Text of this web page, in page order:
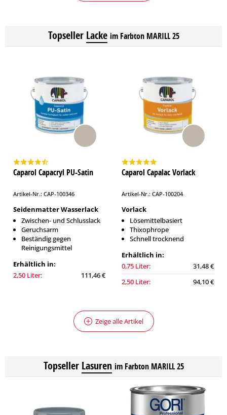
Topseller Lacke im Farbton MARILL 25
Caparol Capacryl PU-Satin
Artikel-Nr.: CAP-100346
Seidenmatter Wasserlack
Zwischen- und Schlusslack
Geruchsarm
Beständig gegen
Reinigungsmittel
Erhältlich in:
2,50 Liter:
111,46 €
Caparol Capalac Vorlack
Artikel-Nr.: CAP-100204
Vorlack
Lösemittelbasiert
Thixophrope
Schnell trocknend
Erhältlich in:
0,75 Liter:
31,48 €
2,50 Liter:
94,10 €
Zeige alle Artikel
Topseller Lasuren im Farbton MARILL 25